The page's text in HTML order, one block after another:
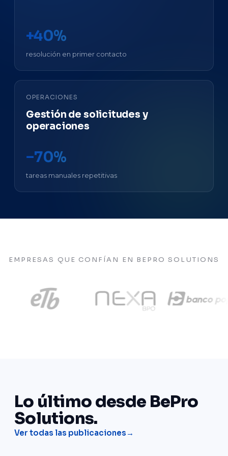
+40%
resolución en primer contacto
OPERACIONES
Gestión de solicitudes y
operaciones
−70%
tareas manuales repetitivas
EMPRESAS QUE CONFÍAN EN BEPRO SOLUTIONS
Lo último desde BePro
Solutions.
Ver todas las publicaciones